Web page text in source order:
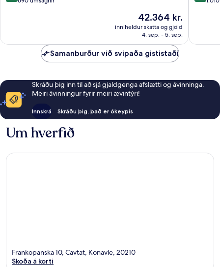
Verðið
er
42.364 kr.
42.364 kr.
inniheldur skatta og gjöld
4. sep. - 5. sep.
Samanburður við svipaða gististaði
Skráðu þig inn til að sjá gjaldgenga afslætti og ávinninga.
Meiri ávinningur fyrir meiri ævintýri!
Innskrá Skráðu þig, það er ókeypis
Um hverfið
Frankopanska 10, Cavtat, Konavle, 20210
Skoða á korti